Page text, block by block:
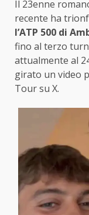
Il 23enne
recente ha
l’ATP 500 di
fino al terzo
attualmente al
girato un video
Tour su X.